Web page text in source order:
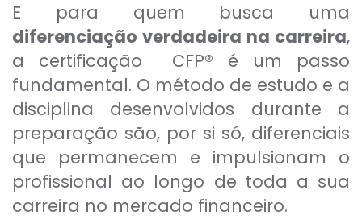
E para quem busca uma
diferenciação verdadeira na carreira,
a certificação CFP® é um passo
fundamental. O método de estudo e a
disciplina desenvolvidos durante a
preparação são, por si só, diferenciais
que permanecem e impulsionam o
profissional ao longo de toda a sua
carreira no mercado financeiro.